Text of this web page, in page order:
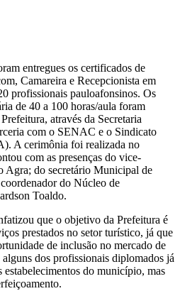
entregues os certificados de
Camareira e Recepcionista em
profissionais pauloafonsinos. Os
de 40 a 100 horas/aula foram
através da Secretaria
com o SENAC e o Sindicato
A cerimônia foi realizada no
com as presenças do vice-
Agra; do secretário Municipal de
do Núcleo de
Toaldo.
que o objetivo da Prefeitura é
prestados no setor turístico, já que
de inclusão no mercado de
dos profissionais diplomados já
estabelecimentos do município, mas